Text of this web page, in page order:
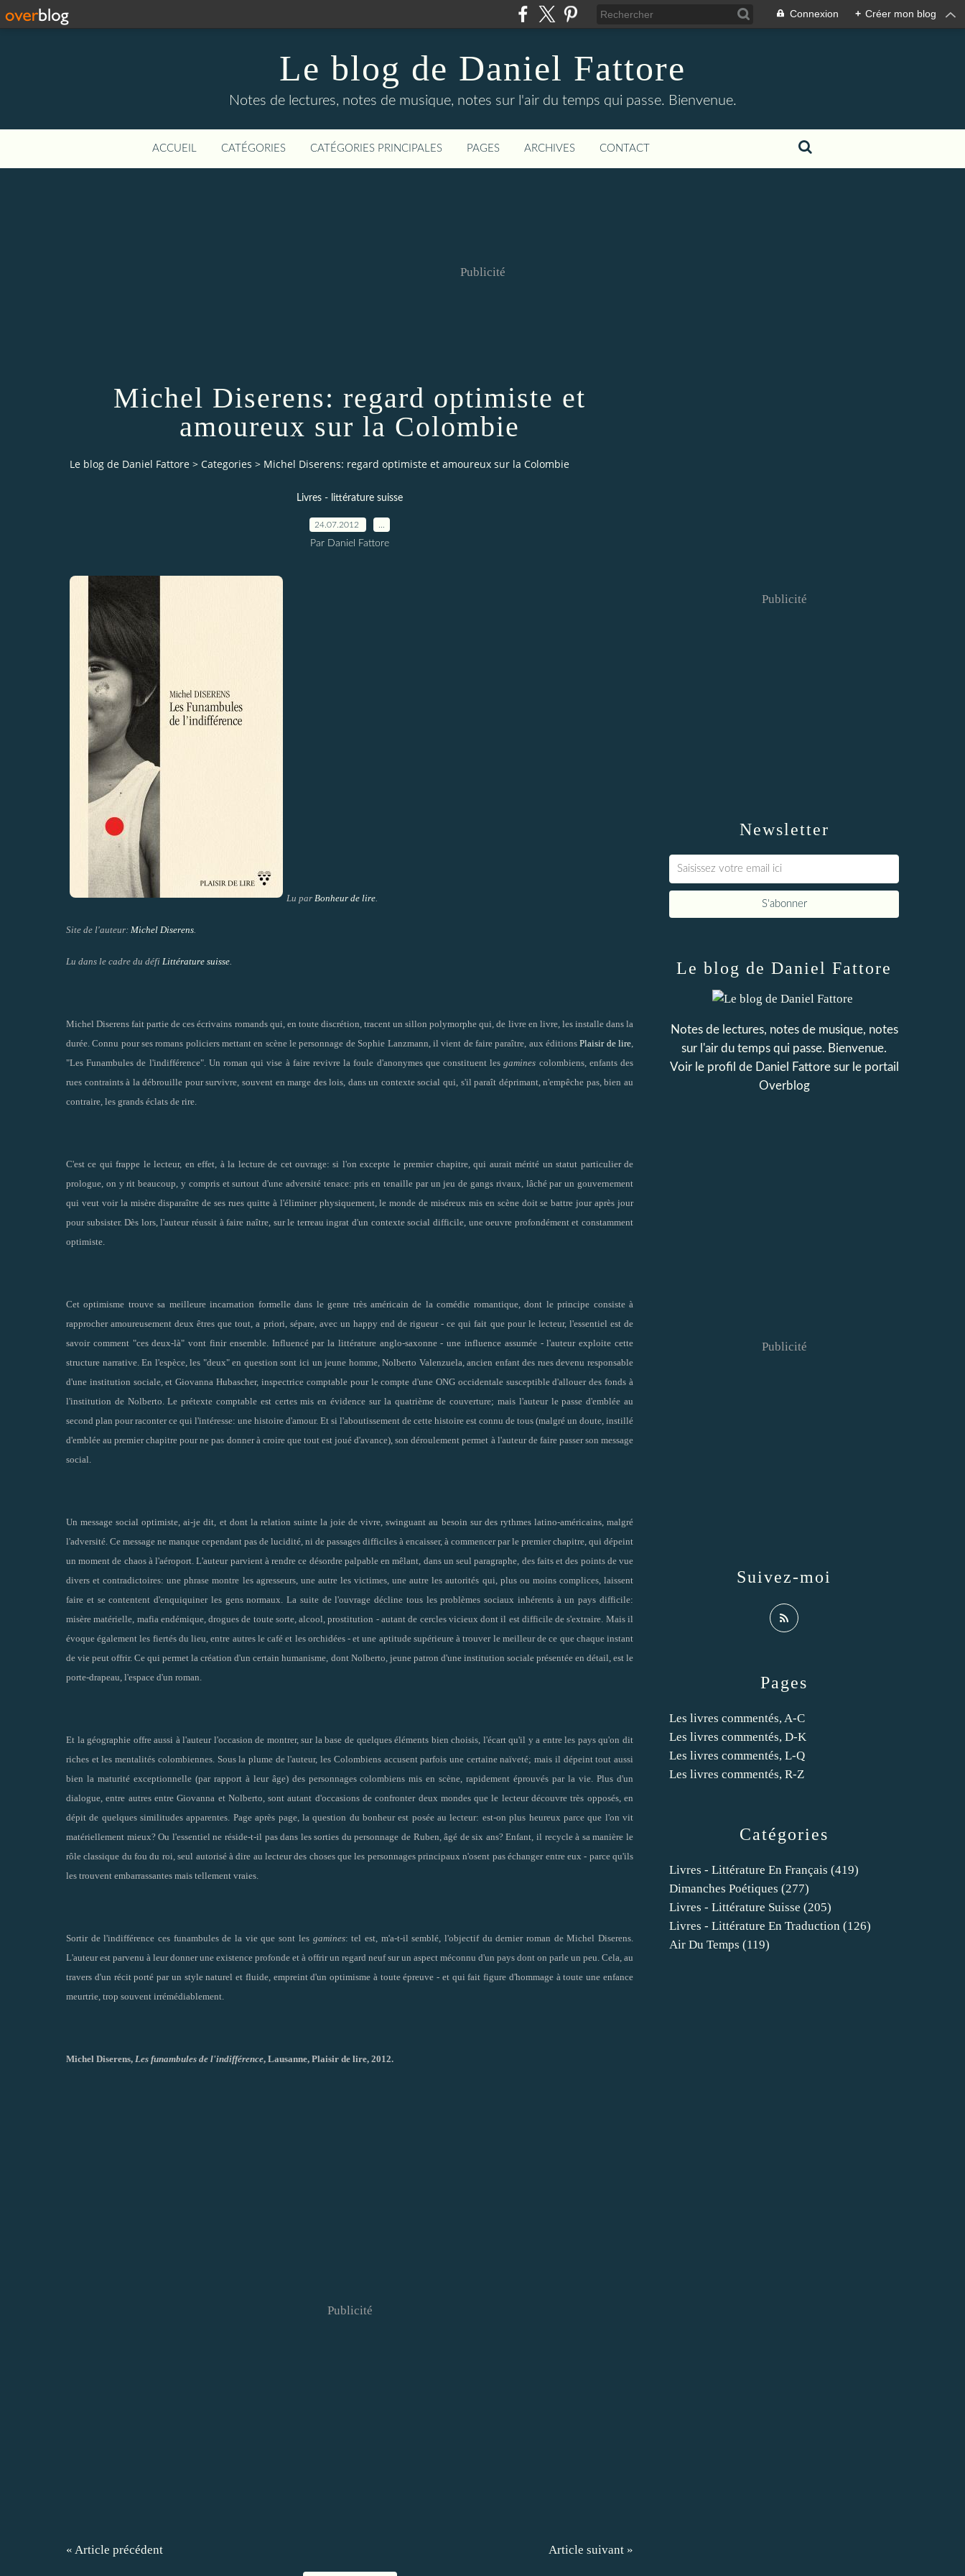
Connexion + Créer mon blog
Le blog de Daniel Fattore
Notes de lectures, notes de musique, notes sur l'air du temps qui passe. Bienvenue.
ACCUEIL CATÉGORIES CATÉGORIES PRINCIPALES PAGES ARCHIVES CONTACT
Publicité
Michel Diserens: regard optimiste et
amoureux sur la Colombie
Le blog de Daniel Fattore > Categories > Michel Diserens: regard optimiste et amoureux sur la Colombie
Livres - littérature suisse
24.07.2012
Par Daniel Fattore
Lu par Bonheur de lire
Site de l'auteur: Michel Diserens
Lu dans le cadre du défi Littérature suisse
Michel Diserens fait partie de ces écrivains romands qui, en toute discrétion, tracent un sillon polymorphe qui, de livre en livre, les installe dans la
durée. Connu pour ses romans policiers mettant en scène le personnage de Sophie Lanzmann, il vient de faire paraître, aux éditionsPlaisir de lire
"Les Funambules de l'indifférence". Un roman qui vise à faire revivre la foule d'anonymes que constituent lesgamines colombiens, enfants des
rues contraints à la débrouille pour survivre, souvent en marge des lois, dans un contexte social qui, s'il paraît déprimant, n'empêche pas, bien au
contraire, les grands éclats de rire.
C'est ce qui frappe le lecteur, en effet, à la lecture de cet ouvrage: si l'on excepte le premier chapitre, qui aurait mérité un statut particulier de
prologue, on y rit beaucoup, y compris et surtout d'une adversité tenace: pris en tenaille par un jeu de gangs rivaux, lâché par un gouvernement
qui veut voir la misère disparaître de ses rues quitte à l'éliminer physiquement, le monde de miséreux mis en scène doit se battre jour après jour
pour subsister. Dès lors, l'auteur réussit à faire naître, sur le terreau ingrat d'un contexte social difficile, une oeuvre profondément et constamment
optimiste.
Cet optimisme trouve sa meilleure incarnation formelle dans le genre très américain de la comédie romantique, dont le principe consiste à
rapprocher amoureusement deux êtres que tout, a priori, sépare, avec un happy end de rigueur - ce qui fait que pour le lecteur, l'essentiel est de
savoir comment "ces deux-là" vont finir ensemble. Influencé par la littérature anglo-saxonne - une influence assumée - l'auteur exploite cette
structure narrative. En l'espèce, les "deux" en question sont ici un jeune homme, Nolberto Valenzuela, ancien enfant des rues devenu responsable
d'une institution sociale, et Giovanna Hubascher, inspectrice comptable pour le compte d'une ONG occidentale susceptible d'allouer des fonds à
l'institution de Nolberto. Le prétexte comptable est certes mis en évidence sur la quatrième de couverture; mais l'auteur le passe d'emblée au
second plan pour raconter ce qui l'intéresse: une histoire d'amour. Et si l'aboutissement de cette histoire est connu de tous (malgré un doute, instillé
d'emblée au premier chapitre pour ne pas donner à croire que tout est joué d'avance), son déroulement permet à l'auteur de faire passer son message
social.
Un message social optimiste, ai-je dit, et dont la relation suinte la joie de vivre, swinguant au besoin sur des rythmes latino-américains, malgré
l'adversité. Ce message ne manque cependant pas de lucidité, ni de passages difficiles à encaisser, à commencer par le premier chapitre, qui dépeint
un moment de chaos à l'aéroport. L'auteur parvient à rendre ce désordre palpable en mêlant, dans un seul paragraphe, des faits et des points de vue
divers et contradictoires: une phrase montre les agresseurs, une autre les victimes, une autre les autorités qui, plus ou moins complices, laissent
faire et se contentent d'enquiquiner les gens normaux. La suite de l'ouvrage décline tous les problèmes sociaux inhérents à un pays difficile:
misère matérielle, mafia endémique, drogues de toute sorte, alcool, prostitution - autant de cercles vicieux dont il est difficile de s'extraire. Mais il
évoque également les fiertés du lieu, entre autres le café et les orchidées - et une aptitude supérieure à trouver le meilleur de ce que chaque instant
de vie peut offrir. Ce qui permet la création d'un certain humanisme, dont Nolberto, jeune patron d'une institution sociale présentée en détail, est le
porte-drapeau, l'espace d'un roman.
Et la géographie offre aussi à l'auteur l'occasion de montrer, sur la base de quelques éléments bien choisis, l'écart qu'il y a entre les pays qu'on dit
riches et les mentalités colombiennes. Sous la plume de l'auteur, les Colombiens accusent parfois une certaine naïveté; mais il dépeint tout aussi
bien la maturité exceptionnelle (par rapport à leur âge) des personnages colombiens mis en scène, rapidement éprouvés par la vie. Plus d'un
dialogue, entre autres entre Giovanna et Nolberto, sont autant d'occasions de confronter deux mondes que le lecteur découvre très opposés, en
dépit de quelques similitudes apparentes. Page après page, la question du bonheur est posée au lecteur: est-on plus heureux parce que l'on vit
matériellement mieux? Ou l'essentiel ne réside-t-il pas dans les sorties du personnage de Ruben, âgé de six ans? Enfant, il recycle à sa manière le
rôle classique du fou du roi, seul autorisé à dire au lecteur des choses que les personnages principaux n'osent pas échanger entre eux - parce qu'ils
les trouvent embarrassantes mais tellement vraies.
Sortir de l'indifférence ces funambules de la vie que sont les gamines: tel est, m'a-t-il semblé, l'objectif du dernier roman de Michel Diserens.
L'auteur est parvenu à leur donner une existence profonde et à offrir un regard neuf sur un aspect méconnu d'un pays dont on parle un peu. Cela, au
travers d'un récit porté par un style naturel et fluide, empreint d'un optimisme à toute épreuve - et qui fait figure d'hommage à toute une enfance
meurtrie, trop souvent irrémédiablement.
Michel Diserens, Les funambules de l'indifférence, Lausanne, Plaisir de lire, 2012.
Publicité
« Article précédent Article suivant »
Newsletter
Publicité
Catégories
Livres - Littérature En Français (419)
Dimanches Poétiques (277)
Livres - Littérature Suisse (205)
Livres - Littérature En Traduction (126)
Air Du Temps (119)
Pages
Les livres commentés, A-C
Les livres commentés, D-K
Les livres commentés, L-Q
Les livres commentés, R-Z
Le blog de Daniel Fattore
Notes de lectures, notes de musique, notes
sur l'air du temps qui passe. Bienvenue.
Voir le profil de Daniel Fattoresur le portail
Overblog
Suivez-moi
Publicité